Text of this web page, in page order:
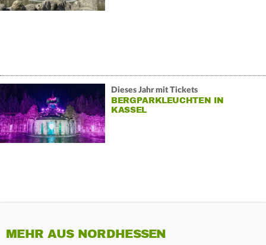
Dieses Jahr mit Tickets
BERGPARKLEUCHTEN IN
KASSEL
MEHR AUS NORDHESSEN